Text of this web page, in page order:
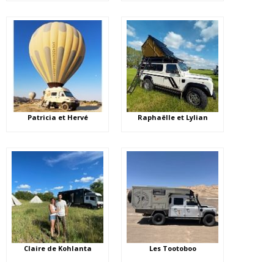
Patricia et Hervé Raphaëlle et Lylian
Claire de Kohlanta Les Tootoboo